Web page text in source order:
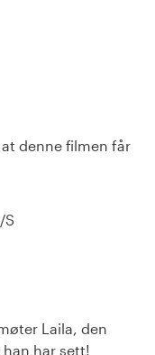
denne filmen får
S
Laila, den
har sett!